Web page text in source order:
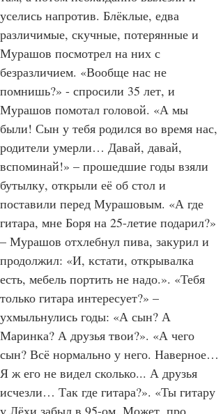
там, а потом неожиданно вылезли и
уселись напротив. Блёклые, едва
различимые, скучные, потерянные и
Мурашов посмотрел на них с
безразличием. «Вообще нас не
помнишь?» - спросили 35 лет, и
Мурашов помотал головой. «А мы
были! Сын у тебя родился во время нас,
родители умерли… Давай, давай,
вспоминай!» – прошедшие годы взяли
бутылку, открыли её об стол и
поставили перед Мурашовым. «А где
гитара, мне Боря на 25-летие подарил?»
– Мурашов отхлебнул пива, закурил и
продолжил: «И, кстати, открывалка
есть, мебель портить не надо.». «Тебя
только гитара интересует?» –
ухмыльнулись годы: «А сын? А
Маринка? А друзья твои?». «А чего
сын? Всё нормально у него. Наверное…
Я ж его не видел сколько... А друзья
исчезли… Так где гитара?». «Ты гитару